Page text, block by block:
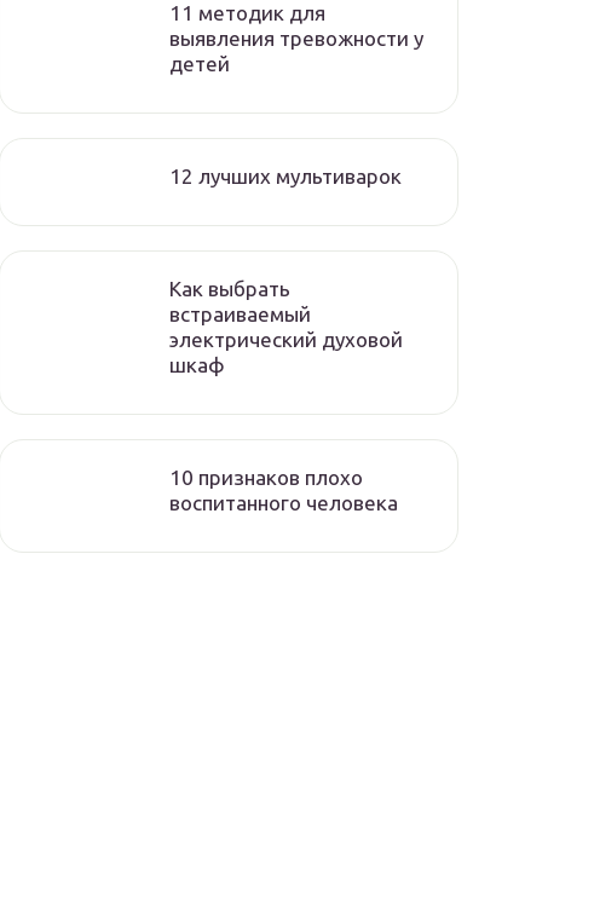
11 методик для
выявления тревожности у
детей
12 лучших мультиварок
Как выбрать
встраиваемый
электрический духовой
шкаф
10 признаков плохо
воспитанного человека